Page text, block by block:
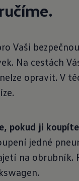
Vaši
Na cestách
opravit. V
pokud ji
jedné
na